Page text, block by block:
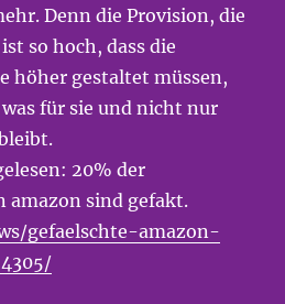
Denn die Provision, die
so hoch, dass die
höher gestaltet müssen,
für sie und nicht nur
20% der
amazon sind gefakt.
gefaelschte-amazon-